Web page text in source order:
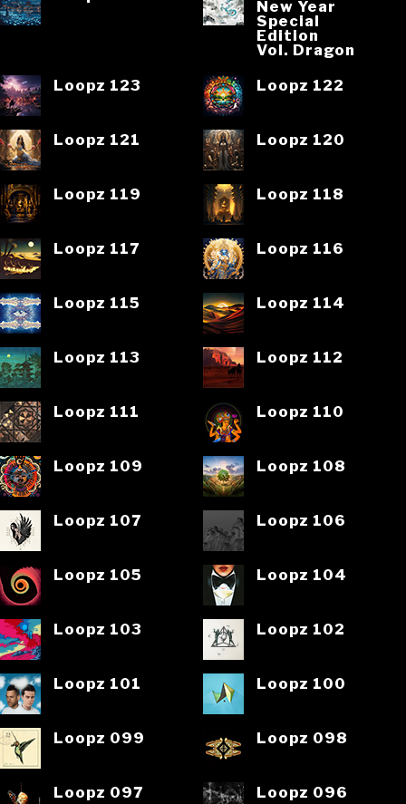
New Year
Special
Edition
Vol. Dragon
Loopz 123
Loopz 122
Loopz 121 Loopz 120
Loopz 119 Loopz 118
Loopz 117 Loopz 116
Loopz 115 Loopz 114
Loopz 113 Loopz 112
Loopz 111 Loopz 110
Loopz 109 Loopz 108
Loopz 107 Loopz 106
Loopz 105 Loopz 104
Loopz 103 Loopz 102
Loopz 101 Loopz 100
Loopz 099 Loopz 098
Loopz 097 Loopz 096